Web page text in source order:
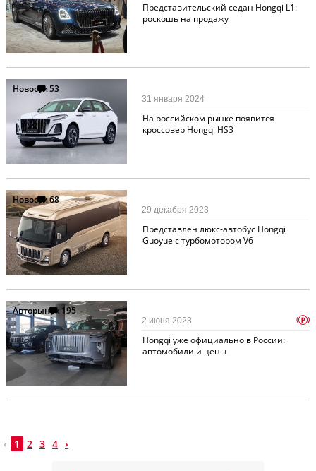
Представительский седан Hongqi L1:
роскошь на продажу
Новости53
На российском рынке появится
кроссовер Hongqi HS3
31 января 2024
Новости68
Представлен люкс-автобус Hongqi
Guoyue с турбомотором V6
29 декабря 2023
Авторынок195
Hongqi уже официально в России:
автомобили и цены
2 июня 2023 p
‹ 1 2 3 4 ›